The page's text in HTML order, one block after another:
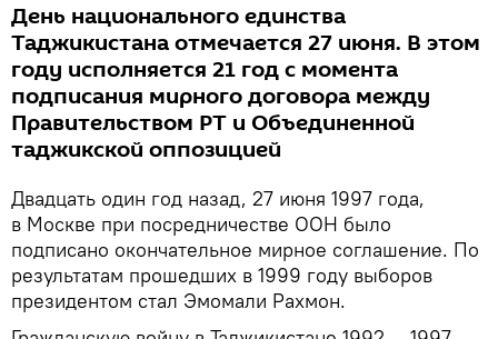
День национального единства
Таджикистана отмечается 27 июня. В этом
году исполняется 21 год с момента
подписания мирного договора между
Правительством РТ и Объединенной
таджикской оппозицией
Двадцать один год назад, 27 июня 1997 года,
в Москве при посредничестве ООН было
подписано окончательное мирное соглашение. По
результатам прошедших в 1999 году выборов
президентом стал Эмомали Рахмон.